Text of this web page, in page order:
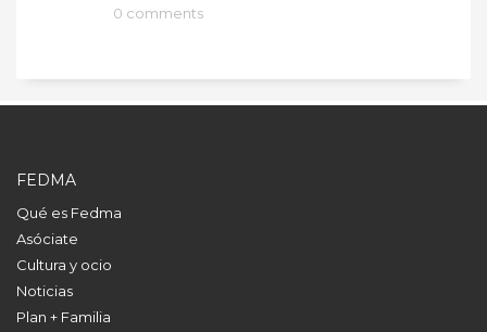
0 comments
FEDMA
Qué es Fedma
Asóciate
Cultura y ocio
Noticias
Plan + Familia